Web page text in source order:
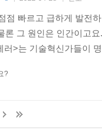
은 우리의 몫이다. 민
지 고민해야 할 때이다.
디지털 시대의 시민들을
점 빠르고 급하게 발전
론 그 원인은 인간이고
러>는 기술혁신가들이
?